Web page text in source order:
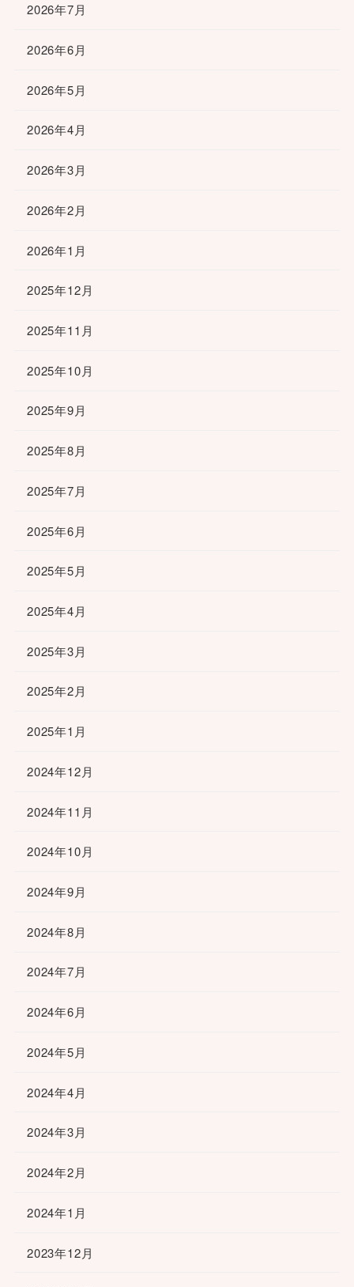
2026年7月
2026年6月
2026年5月
2026年4月
2026年3月
2026年2月
2026年1月
2025年12月
2025年11月
2025年10月
2025年9月
2025年8月
2025年7月
2025年6月
2025年5月
2025年4月
2025年3月
2025年2月
2025年1月
2024年12月
2024年11月
2024年10月
2024年9月
2024年8月
2024年7月
2024年6月
2024年5月
2024年4月
2024年3月
2024年2月
2024年1月
2023年12月